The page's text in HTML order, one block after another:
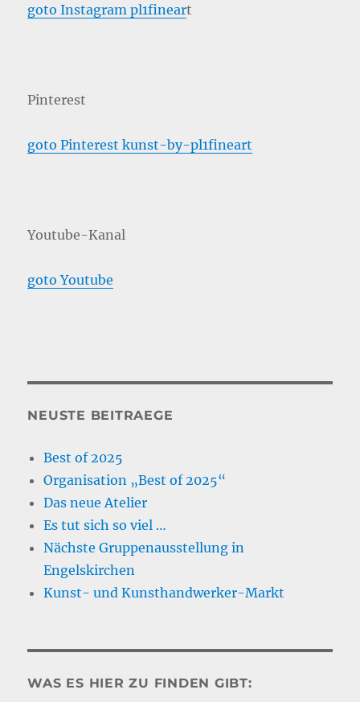
goto Instagram pl1fineart
Pinterest
goto Pinterest kunst-by-pl1fineart
Youtube-Kanal
goto Youtube
NEUSTE BEITRAEGE
Best of 2025
Organisation „Best of 2025“
Das neue Atelier
Es tut sich so viel …
Nächste Gruppenausstellung in
Engelskirchen
Kunst- und Kunsthandwerker-Markt
WAS ES HIER ZU FINDEN GIBT: